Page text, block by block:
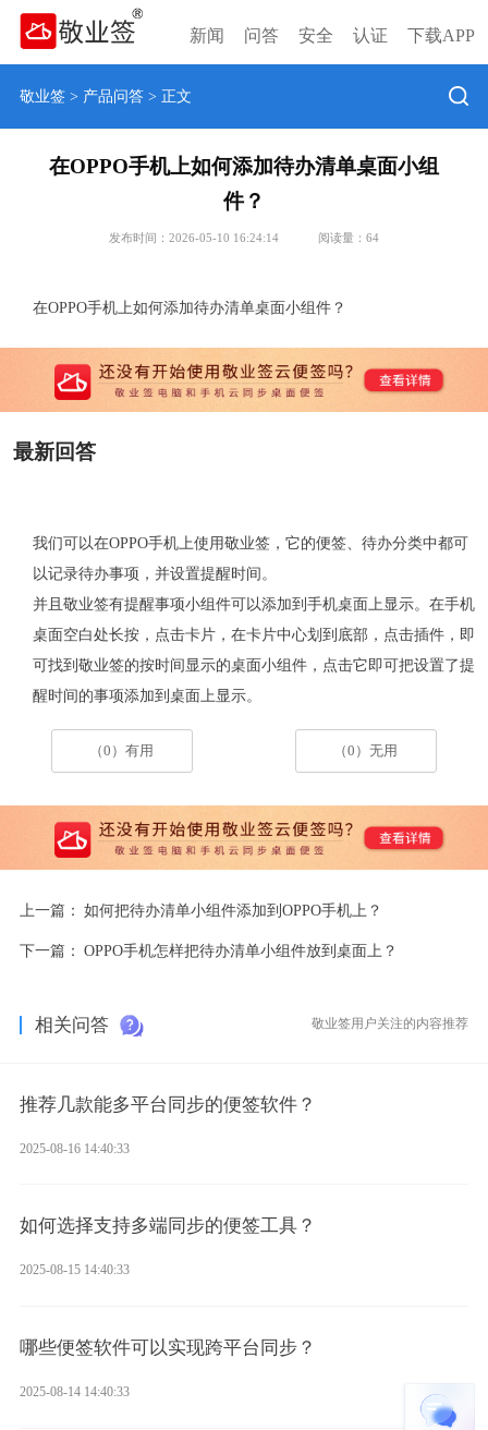
新闻 问答 安全 认证 下载APP
敬业签> 产品问答> 正文
在OPPO手机上如何添加待办清单桌面小组
件？
发布时间：2026-05-10 16:24:14 阅读量： 64
在OPPO手机上如何添加待办清单桌面小组件？
最新回答
我们可以在OPPO手机上使用敬业签，它的便签、待办分类中都可
以记录待办事项，并设置提醒时间。
并且敬业签有提醒事项小组件可以添加到手机桌面上显示。在手机
桌面空白处长按，点击卡片，在卡片中心划到底部，点击插件，即
可找到敬业签的按时间显示的桌面小组件，点击它即可把设置了提
醒时间的事项添加到桌面上显示。
（0）有用 （0）无用
上一篇： 如何把待办清单小组件添加到OPPO手机上？
下一篇： OPPO手机怎样把待办清单小组件放到桌面上？
相关问答 敬业签用户关注的内容推荐
推荐几款能多平台同步的便签软件？
2025-08-16 14:40:33
如何选择支持多端同步的便签工具？
2025-08-15 14:40:33
哪些便签软件可以实现跨平台同步？
2025-08-14 14:40:33